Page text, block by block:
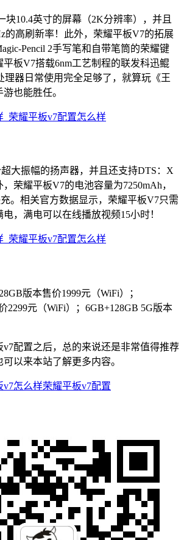
块10.4英寸的屏幕（2K分辨率），并且
的高刷新率！此外，荣耀平板V7的拓展
Pencil 2手写笔和自带笔筒的荣耀键
板V7搭载6nm工艺制程的联发科迅鲲
理器日常使用完全足够了，就算玩《王
也能胜任。
大振幅的扬声器，并且还支持DTS：X
荣耀平板V7的电池容量为7250mAh，
。相关官方数据显示，荣耀平板V7只需
，满电可以在线播放视频15小时！
版本售价1999元（WiFi）；
2299元（WiFi）；6GB+128GB 5G版本
v7配置之后，总的来说还是非常值得推荐
以来本站了解更多内容。
v7怎么样荣耀平板v7配置